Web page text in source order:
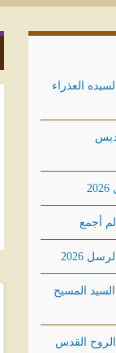
العذراء
أجمع
2026
السيد المسيح
الروح القدس